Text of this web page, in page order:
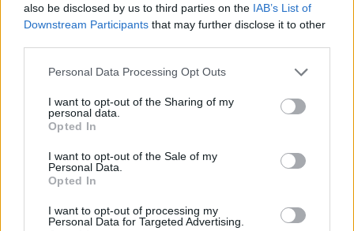
also be disclosed by us to third parties on the IAB’s List of
Downstream Participants that may further disclose it to other
Please note that this website/app uses one or more Google
not limited to your visit or usage behaviour. You may click to
grant or deny consent to Google and its third-party tags to
use your data for below specified purposes in below Google
consent section.
Personal Data Processing Opt Outs
I want to opt-out of the Sharing of my
personal data.
Opted In
I want to opt-out of the Sale of my
Personal Data.
Opted In
I want to opt-out of processing my
Personal Data for Targeted Advertising.
Kövess minket, és értesülj a friss hírekről a
Facebookon is!
Követem
HÍRADÓ #
MENTŐS #MEGBÍZHATÓSÁG #TESZT LOPÁS